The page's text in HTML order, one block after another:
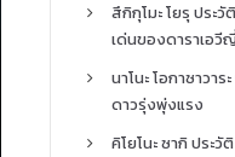
สึกิกุโมะ โยรุ ประ
เด่นของดาราเอวี
นาโนะ โอกาซาวา
ดาวรุ่งพุ่งแรง
คิโยโนะ ซากิ ประ